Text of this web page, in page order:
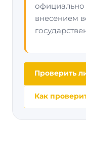
официально
внесением
Проверить
Как